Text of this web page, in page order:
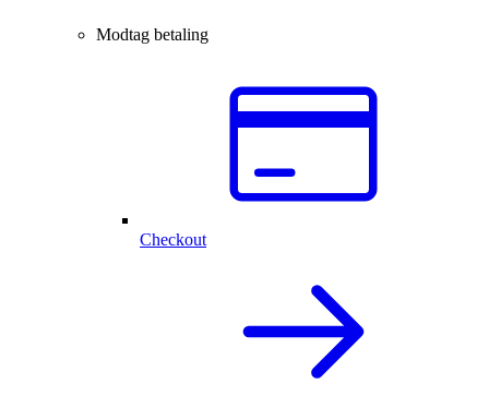
Modtag betaling
Checkout